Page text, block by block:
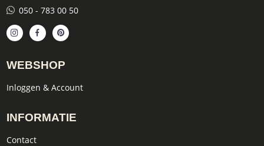
050 - 783 00 50
WEBSHOP
Inloggen & Account
INFORMATIE
Contact